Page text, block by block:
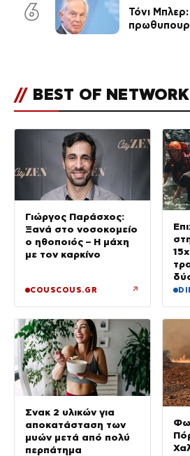
6
Τόνι
// BEST OF NETWORK
Γιώργος Παράσχος:
Ξανά στο νοσοκομείο
ο ηθοποιός – Η μάχη
με τον καρκίνο
COUSCOUS.GR ↗
Σνακ 2 υλικών για
αποκατάσταση των
μυών μετά από πολύ
περπάτημα